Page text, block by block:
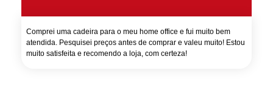
Comprei uma cadeira para o meu home office e fui muito bem
atendida. Pesquisei preços antes de comprar e valeu muito! Estou
muito satisfeita e recomendo a loja, com certeza!